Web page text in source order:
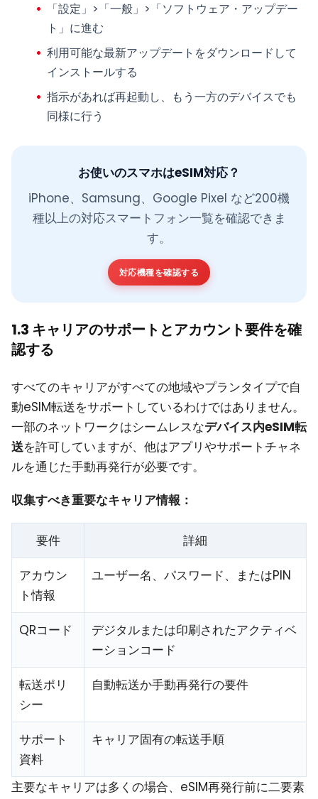
「設定」>「一般」>「ソフトウェア・アップデー
ト」に進む
利用可能な最新アップデートをダウンロードして
インストールする
指示があれば再起動し、もう一方のデバイスでも
同様に行う
お使いのスマホはeSIM対応？
iPhone、Samsung、Google Pixel など200機
種以上の対応スマートフォン一覧を確認できま
す。
対応機種を確認する
1.3 キャリアのサポートとアカウント要件を確
認する
すべてのキャリアがすべての地域やプランタイプで自
動eSIM転送をサポートしているわけではありません。
一部のネットワークはシームレスなデバイス内eSIM転
送を許可していますが、他はアプリやサポートチャネ
ルを通じた手動再発行が必要です。
収集すべき重要なキャリア情報：
要件 詳細
アカウン
ト情報
ユーザー名、パスワード、またはPIN
QRコード
デジタルまたは印刷されたアクティベ
ーションコード
転送ポリ
シー
自動転送か手動再発行の要件
サポート
資料
キャリア固有の転送手順
主要なキャリアは多くの場合、eSIM再発行前に二要素